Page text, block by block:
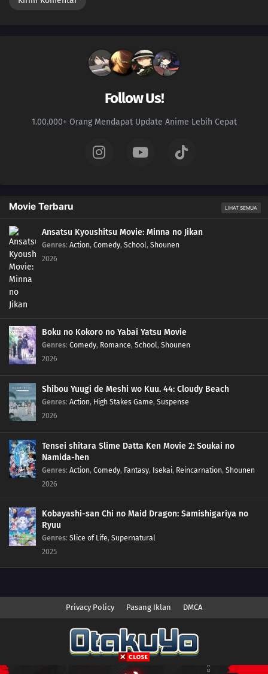
Follow Us!
1.00.000+ Orang Mendapat Update Anime Lebih Cepat
Movie Terbaru LIHAT SEMUA
Ansatsu Kyoushitsu Movie: Minna no Jikan
Genres: Action, Comedy, School, Shounen
2026
Boku no Kokoro no Yabai Yatsu Movie
Genres: Comedy, Romance, School, Shounen
2026
Shibou Yuugi de Meshi wo Kuu. 44: Cloudy Beach
Genres: Action, High Stakes Game, Suspense
2026
Tensei shitara Slime Datta Ken Movie 2: Soukai no
Namida-hen
Genres: Action, Comedy, Fantasy, Isekai, Reincarnation, Shounen
2026
Kobayashi-san Chi no Maid Dragon: Samishigariya no
Ryuu
Genres: Slice of Life, Supernatural
2025
Privacy Policy Pasang Iklan DMCA
Copyright © 2026 Anime.Otakuyo. All Rights Reserved